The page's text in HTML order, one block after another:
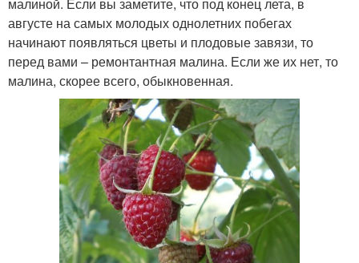
августе на самых молодых однолетних побегах
начинают появляться цветы и плодовые завязи, то
перед вами – ремонтантная малина. Если же их нет, то
малина, скорее всего, обыкновенная.